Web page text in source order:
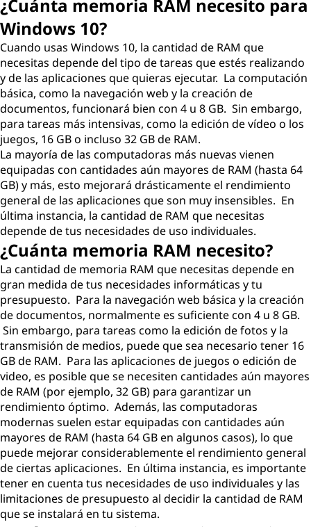
¿Cuánta memoria RAM necesito para
Windows 10?
Cuando usas Windows 10, la cantidad de RAM que
necesitas depende del tipo de tareas que estés realizando
y de las aplicaciones que quieras ejecutar. La computación
básica, como la navegación web y la creación de
documentos, funcionará bien con 4 u 8 GB. Sin embargo,
para tareas más intensivas, como la edición de vídeo o los
juegos, 16 GB o incluso 32 GB de RAM.
La mayoría de las computadoras más nuevas vienen
equipadas con cantidades aún mayores de RAM (hasta 64
GB) y más, esto mejorará drásticamente el rendimiento
general de las aplicaciones que son muy insensibles. En
última instancia, la cantidad de RAM que necesitas
depende de tus necesidades de uso individuales.
¿Cuánta memoria RAM necesito?
La cantidad de memoria RAM que necesitas depende en
gran medida de tus necesidades informáticas y tu
presupuesto. Para la navegación web básica y la creación
de documentos, normalmente es suficiente con 4 u 8 GB.
Sin embargo, para tareas como la edición de fotos y la
transmisión de medios, puede que sea necesario tener 16
GB de RAM. Para las aplicaciones de juegos o edición de
video, es posible que se necesiten cantidades aún mayores
de RAM (por ejemplo, 32 GB) para garantizar un
rendimiento óptimo. Además, las computadoras
modernas suelen estar equipadas con cantidades aún
mayores de RAM (hasta 64 GB en algunos casos), lo que
puede mejorar considerablemente el rendimiento general
de ciertas aplicaciones. En última instancia, es importante
tener en cuenta tus necesidades de uso individuales y las
limitaciones de presupuesto al decidir la cantidad de RAM
que se instalará en tu sistema.